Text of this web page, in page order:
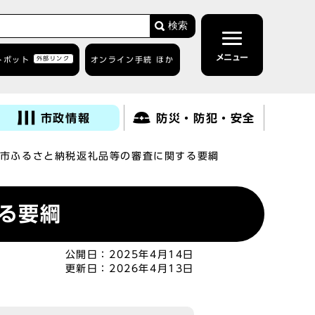
検索
ボット 外部リンク オンライン手続 ほか メニュー
市政情報 防災・防犯・安全
ふるさと納税返礼品等の審査に関する要綱
要綱
公開日： 2025年4月14日
更新日： 2026年4月13日